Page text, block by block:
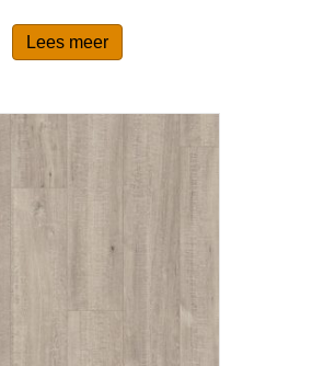
Lees meer